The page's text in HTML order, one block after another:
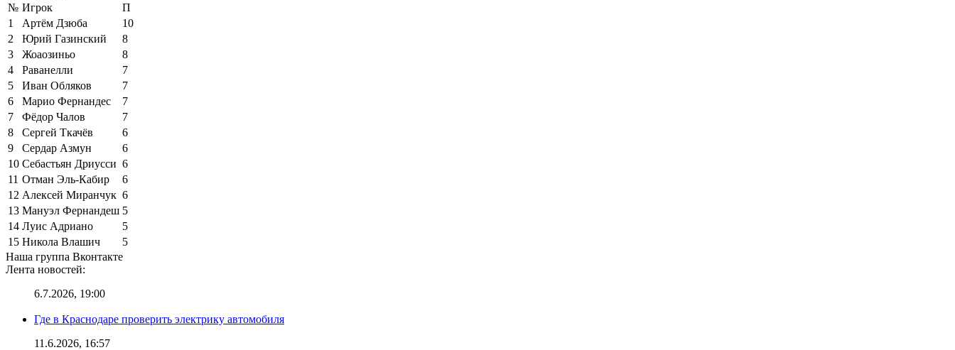
№ Игрок
П
1
Артём Дзюба
10
2
Юрий Газинский
8
3
Жоаозиньо
8
4
Раванелли
7
5
Иван Обляков
7
6
Марио Фернандес
7
7
Фёдор Чалов
7
8
Сергей Ткачёв
6
9
Сердар Азмун
6
10 Себастьян Дриусси 6
11 Отман Эль-Кабир
6
12 Алексей Миранчук 6
13 Мануэл Фернандеш 5
14 Луис Адриано
5
15 Никола Влашич
5
Наша группа Вконтакте
Лента новостей:
6.7.2026, 19:00
Где в Краснодаре проверить электрику автомобиля
11.6.2026, 16:57